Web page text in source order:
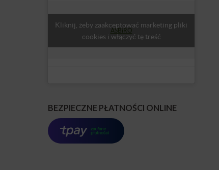
ASBiRO
Kliknij, żeby zaakceptować marketing pliki
cookies i włączyć tę treść
BEZPIECZNE PŁATNOŚCI ONLINE